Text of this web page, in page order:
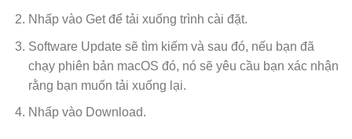
Nhấp vào Get để tải xuống trình cài đặt.
Software Update sẽ tìm kiếm và sau đó, nếu bạn đã
chạy phiên bản macOS đó, nó sẽ yêu cầu bạn xác nhận
rằng bạn muốn tải xuống lại.
Nhấp vào Download.